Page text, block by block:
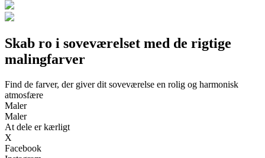
Skab ro i soveværelset med de rigtige
malingfarver
Find de farver, der giver dit soveværelse en rolig og harmonisk
atmosfære
Maler
Maler
At dele er kærligt
X
Facebook